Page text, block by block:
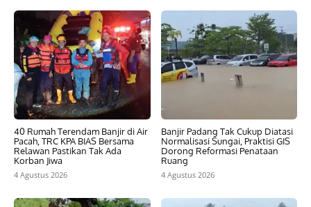
40 Rumah Terendam Banjir di Air
Pacah, TRC KPA BIAS Bersama
Relawan Pastikan Tak Ada
Korban Jiwa
4 Agustus 2026
Banjir Padang Tak Cukup Diatasi
Normalisasi Sungai, Praktisi GIS
Dorong Reformasi Penataan
Ruang
4 Agustus 2026